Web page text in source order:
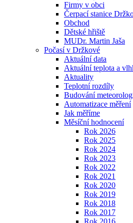
Firmy v obci
Čerpací stanice
Obchod
Dětské hřiště
MUDr. Martin Jaša
Počasí v Držkové
Aktuální data
Aktuální teplota a
Aktuality
Teplotní rozdíly
Budování
Automatizace měření
Jak měříme
Měsíční hodnocení
Rok 2026
Rok 2025
Rok 2024
Rok 2023
Rok 2022
Rok 2021
Rok 2020
Rok 2019
Rok 2018
Rok 2017
Rok 2016